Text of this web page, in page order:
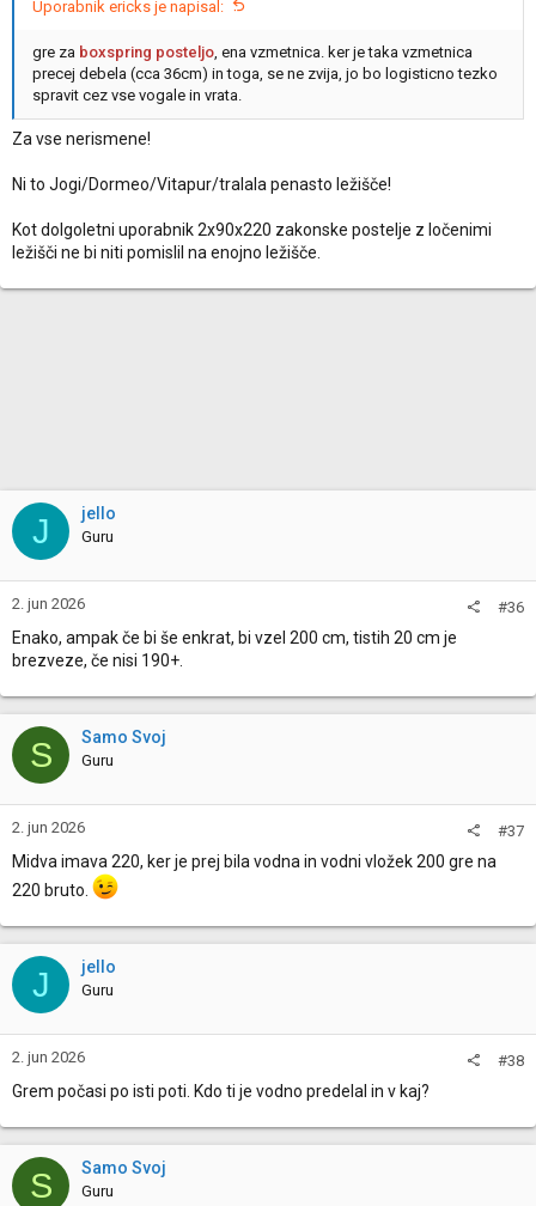
Uporabnik ericks je napisal:
gre za boxspring posteljo, ena vzmetnica. ker je taka vzmetnica
precej debela (cca 36cm) in toga, se ne zvija, jo bo logisticno tezko
spravit cez vse vogale in vrata.
Za vse nerismene!
Ni to Jogi/Dormeo/Vitapur/tralala penasto ležišče!
Kot dolgoletni uporabnik 2x90x220 zakonske postelje z ločenimi
ležišči ne bi niti pomislil na enojno ležišče.
J jello
Guru
2. jun 2026 #36
Enako, ampak če bi še enkrat, bi vzel 200 cm, tistih 20 cm je
brezveze, če nisi 190+.
S Samo Svoj
Guru
2. jun 2026 #37
Midva imava 220, ker je prej bila vodna in vodni vložek 200 gre na
220 bruto.
J jello
Guru
2. jun 2026 #38
Grem počasi po isti poti. Kdo ti je vodno predelal in v kaj?
S Samo Svoj
Guru